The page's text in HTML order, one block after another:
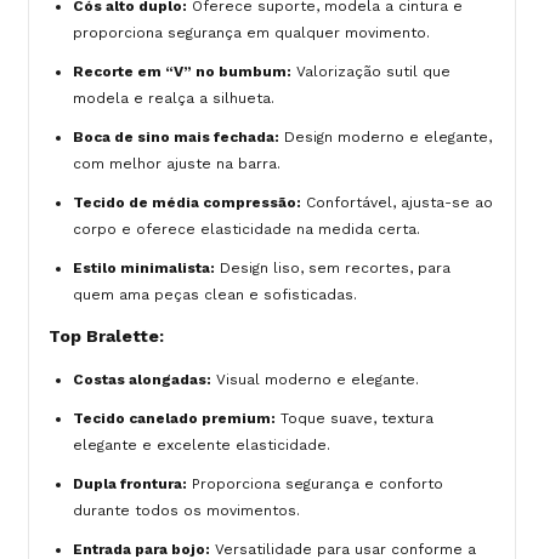
Cós alto duplo: Oferece suporte, modela a cintura e
proporciona segurança em qualquer movimento.
Recorte em “V” no bumbum: Valorização sutil que
modela e realça a silhueta.
Boca de sino mais fechada: Design moderno e elegante,
com melhor ajuste na barra.
Tecido de média compressão: Confortável, ajusta-se ao
corpo e oferece elasticidade na medida certa.
Estilo minimalista: Design liso, sem recortes, para
quem ama peças clean e sofisticadas.
Top Bralette:
Costas alongadas: Visual moderno e elegante.
Tecido canelado premium: Toque suave, textura
elegante e excelente elasticidade.
Dupla frontura: Proporciona segurança e conforto
durante todos os movimentos.
Entrada para bojo: Versatilidade para usar conforme a